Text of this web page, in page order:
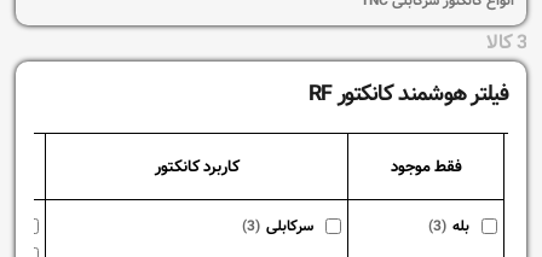
3 کالا
فیلتر هوشمند کانکتور RF
فقط موجود
بله (3)
کاربرد کانکتور
سرکابلی (3)